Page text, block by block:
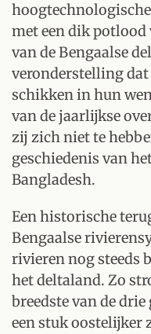
met een dik
van de Bengaalse
veronderstelling
schikken in hun
van de jaarlijkse
zij zich niet te
geschiedenis van
Bangladesh.
Een historische
Bengaalse
rivieren nog steeds
het deltaland. Zo
breedste van de drie
een stuk oostelijker